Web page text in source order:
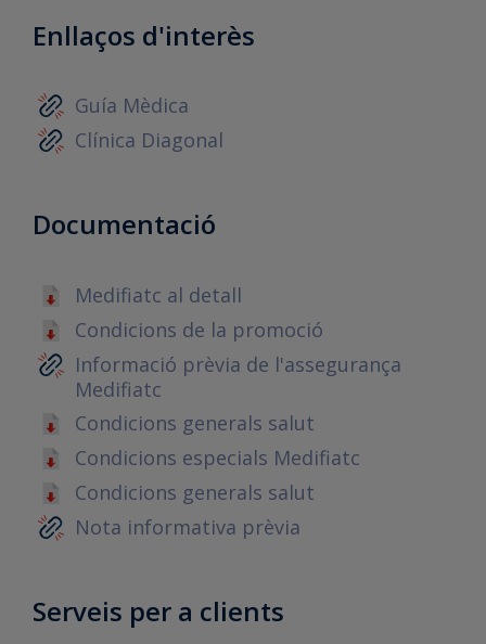
Enllaços d'interès
Guía Mèdica
Clínica Diagonal
Documentació
Medifiatc al detall
Condicions de la promoció
Informació prèvia de l'assegurança
Medifiatc
Condicions generals salut
Condicions especials Medifiatc
Condicions generals salut
Nota informativa prèvia
Serveis per a clients